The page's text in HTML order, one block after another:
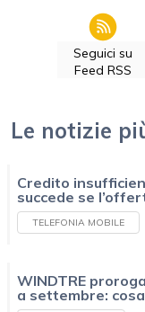
Seguici su
Feed RSS
Le notizie
Credito
succede se
TELEFONIA MOBILE
WINDTRE
a settembre: